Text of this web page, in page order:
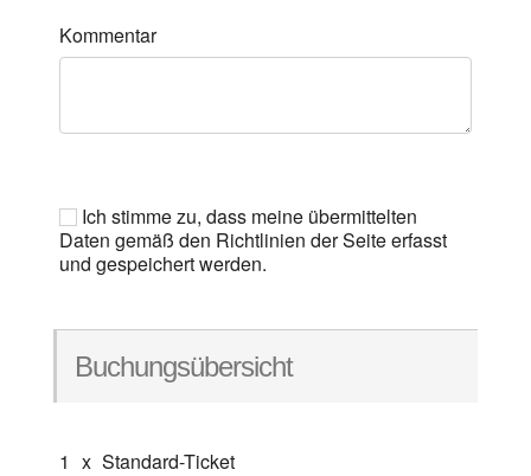
Kommentar
Ich stimme zu, dass meine übermittelten
Daten gemäß den Richtlinien der Seite erfasst
und gespeichert werden.
Buchungsübersicht
1 x Standard-Ticket